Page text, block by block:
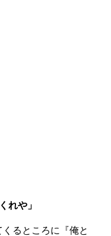
れや」
るところに『俺と